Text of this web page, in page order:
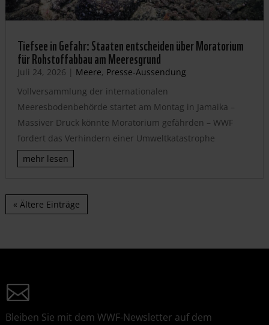
Tiefsee in Gefahr: Staaten entscheiden über Moratorium
für Rohstoffabbau am Meeresgrund
Juli 24, 2026 | Meere, Presse-Aussendung
Vollversammlung der internationalen
Meeresbodenbehörde startet am Montag in Jamaika –
Massiver Druck könnte Moratorium gefährden – WWF
fordert das Verhindern einer Umweltkatastrophe
mehr lesen
« Ältere Einträge
Bleiben Sie mit dem WWF-Newsletter auf dem